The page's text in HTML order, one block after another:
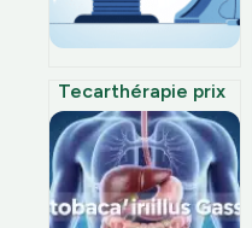
Tecarthérapie prix
séance : combien
ça coûte vraiment
et que prévoir